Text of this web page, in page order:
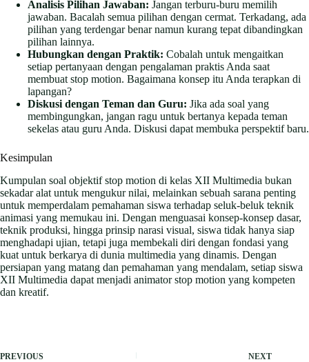
Analisis Pilihan Jawaban: Jangan terburu-buru memilih
jawaban. Bacalah semua pilihan dengan cermat. Terkadang, ada
pilihan yang terdengar benar namun kurang tepat dibandingkan
pilihan lainnya.
Hubungkan dengan Praktik: Cobalah untuk mengaitkan
setiap pertanyaan dengan pengalaman praktis Anda saat
membuat stop motion. Bagaimana konsep itu Anda terapkan di
lapangan?
Diskusi dengan Teman dan Guru: Jika ada soal yang
membingungkan, jangan ragu untuk bertanya kepada teman
sekelas atau guru Anda. Diskusi dapat membuka perspektif baru.
Kesimpulan
Kumpulan soal objektif stop motion di kelas XII Multimedia bukan
sekadar alat untuk mengukur nilai, melainkan sebuah sarana penting
untuk memperdalam pemahaman siswa terhadap seluk-beluk teknik
animasi yang memukau ini. Dengan menguasai konsep-konsep dasar,
teknik produksi, hingga prinsip narasi visual, siswa tidak hanya siap
menghadapi ujian, tetapi juga membekali diri dengan fondasi yang
kuat untuk berkarya di dunia multimedia yang dinamis. Dengan
persiapan yang matang dan pemahaman yang mendalam, setiap siswa
XII Multimedia dapat menjadi animator stop motion yang kompeten
dan kreatif.
PREVIOUS NEXT